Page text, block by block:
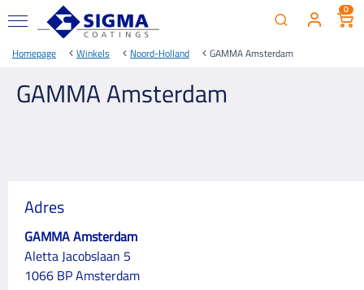
0
Homepage Winkels Noord-Holland GAMMA Amsterdam
GAMMA Amsterdam
Adres
GAMMA Amsterdam
Aletta Jacobslaan 5
1066 BP Amsterdam